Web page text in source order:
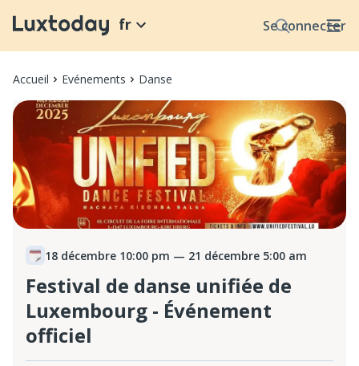
Se connecter
fr
Accueil Evénements Danse
18 décembre 10:00 pm — 21 décembre 5:00 am
Festival de danse unifiée de
Luxembourg - Événement
officiel